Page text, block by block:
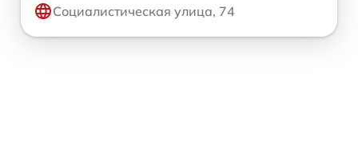
Социалистическая улица, 74